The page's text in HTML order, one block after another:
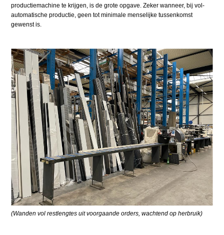
productiemachine te krijgen, is de grote opgave. Zeker wanneer, bij vol-
automatische productie, geen tot minimale menselijke tussenkomst
gewenst is.
(Wanden vol restlengtes uit voorgaande orders, wachtend op herbruik)